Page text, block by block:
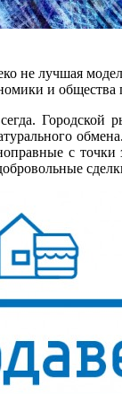
не лучшая
и общества
Городской
с